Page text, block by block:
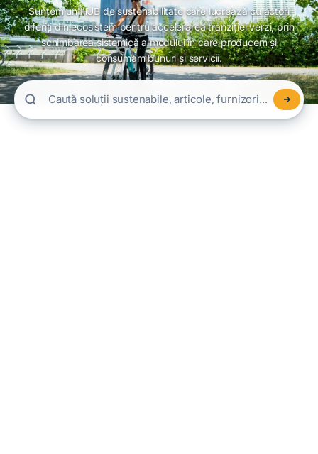
Suntem un HUB de sustenabilitate care lucrează cu actori
diferiți din ecosistem pentru accelerarea tranziției verzi, prin
schimbarea sistemică a modului în care producem și
consumăm bunuri și servicii.
Caută